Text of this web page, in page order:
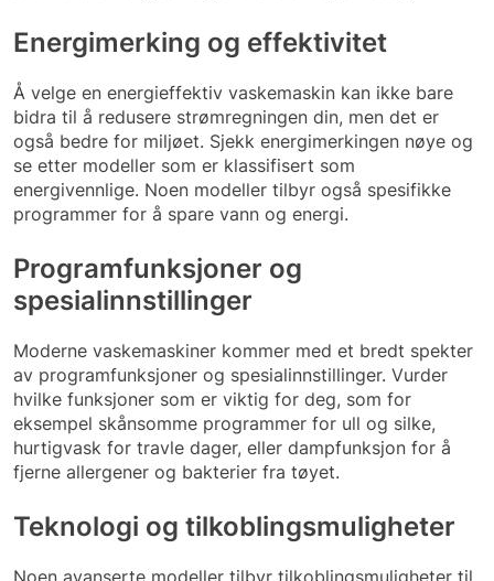
Energimerking og effektivitet
Å velge en energieffektiv vaskemaskin kan ikke bare
bidra til å redusere strømregningen din, men det er
også bedre for miljøet. Sjekk energimerkingen nøye og
se etter modeller som er klassifisert som
energivennlige. Noen modeller tilbyr også spesifikke
programmer for å spare vann og energi.
Programfunksjoner og
spesialinnstillinger
Moderne vaskemaskiner kommer med et bredt spekter
av programfunksjoner og spesialinnstillinger. Vurder
hvilke funksjoner som er viktig for deg, som for
eksempel skånsomme programmer for ull og silke,
hurtigvask for travle dager, eller dampfunksjon for å
fjerne allergener og bakterier fra tøyet.
Teknologi og tilkoblingsmuligheter
Noen avanserte modeller tilbyr tilkoblingsmuligheter til